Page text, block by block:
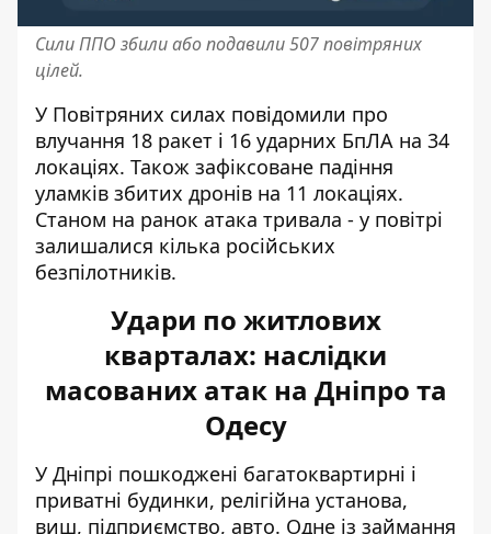
Сили ППО збили або подавили 507 повітряних
цілей.
У Повітряних силах повідомили про
влучання 18 ракет і 16 ударних БпЛА на 34
локаціях. Також зафіксоване падіння
уламків збитих дронів на 11 локаціях.
Станом на ранок атака тривала - у повітрі
залишалися кілька російських
безпілотників.
Удари по житлових
кварталах: наслідки
масованих атак на Дніпро та
Одесу
У Дніпрі пошкоджені багатоквартирні і
приватні будинки, релігійна установа,
виш, підприємство, авто. Одне із займання